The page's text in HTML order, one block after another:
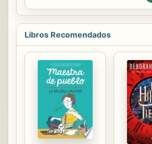
venerados. Su asesinato
los nacionalistas al
el mundo de la magia
cabo sus negocios. . La
de compañeros
al reino. Se complica
un misterioso y hermoso
de ursina, Ronan, entra
Pema no quiere sentirse
Ronan, especialmente
vez perteneció a su
Pema enfrenta el...
Libros Recomendados